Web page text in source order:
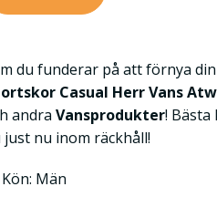
du funderar på att förnya
Casual Herr Vans
andra Vansprodukter!
just nu inom räckhåll!
Kön: Män